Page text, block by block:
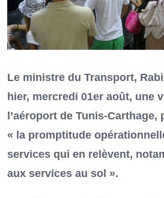
Le ministre du Transport,
hier, mercredi 01er août, une
l’aéroport de Tunis-Carthage,
« la promptitude
services qui en relèvent,
aux services au sol ».